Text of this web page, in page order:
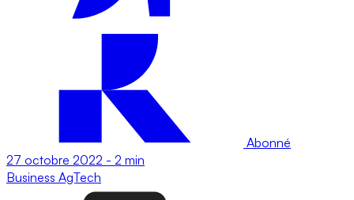
Abonné
27 octobre 2022 - 2 min
Business AgTech